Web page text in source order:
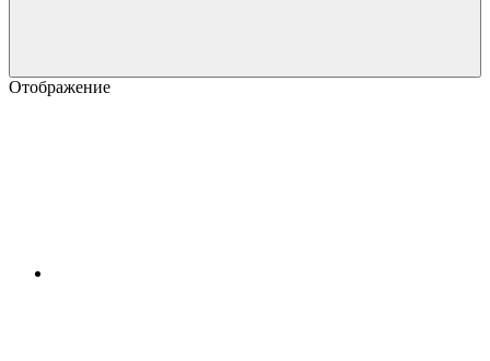
Отображение